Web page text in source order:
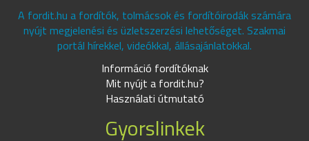
A fordit.hu a fordítók, tolmácsok és fordítóirodák számára
nyújt megjelenési és üzletszerzési lehetőséget. Szakmai
portál hírekkel, videókkal, állásajánlatokkal.
Információ fordítóknak
Mit nyújt a fordit.hu?
Használati útmutató
Gyorslinkek